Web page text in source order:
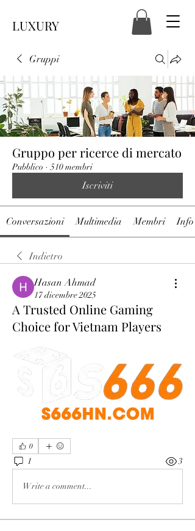
LUXURY
Gruppi
Gruppo per ricerce di mercato
Pubblico · 510 membri
Iscriviti
Conversazioni Multimedia Membri Info
Indietro
Hasan Ahmad
17 dicembre 2025
A Trusted Online Gaming
Choice for Vietnam Players
0
1 3
Write a comment...